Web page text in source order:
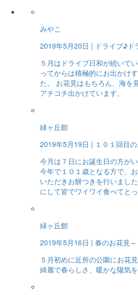
みやこ
2019年5月20日 | ドライブ♪ド
５月はドライブ日和が続いて
ってからは積極的にお出かけ
た。 お花見はもちろん、海を
アチコチ出かけています。
緑ヶ丘館
2019年5月19日 | １０１回目
今月は７日にお誕生日の方が
今年で１０１歳となる方で、
いただきお餅つきを行いまし
にして皆でワイワイ食べてと
緑ヶ丘館
2019年5月16日 | 春のお花見～
５月初めに近所の公園にお花
綺麗で春らしさ、暖かな陽気